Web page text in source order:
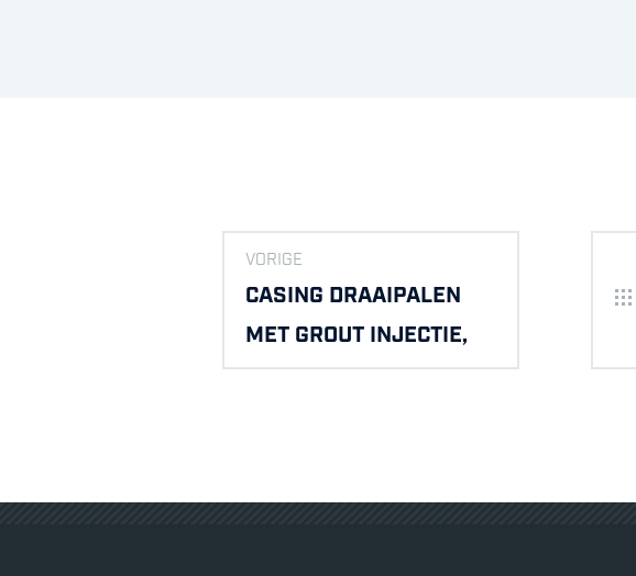
VORIGE
CASING DRAAIPALEN
MET GROUT INJECTIE,
SPOORBRUG